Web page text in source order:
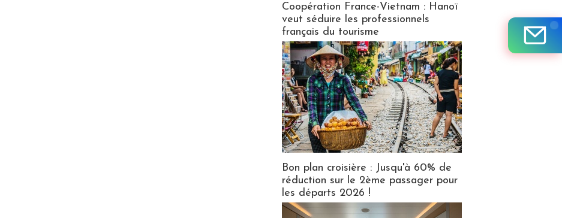
Coopération France-Vietnam : Hanoï
veut séduire les professionnels
français du tourisme
Bon plan croisière : Jusqu'à 60% de
réduction sur le 2ème passager pour
les départs 2026 !